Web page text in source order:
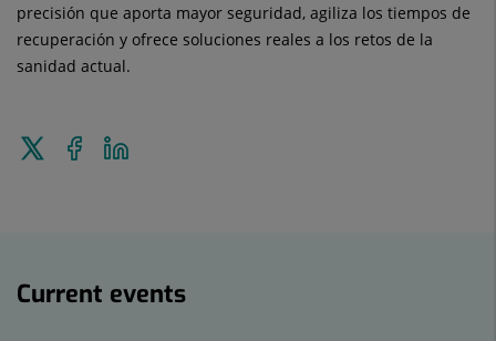
precisión que aporta mayor seguridad, agiliza los tiempos de
recuperación y ofrece soluciones reales a los retos de la
sanidad actual.
Tweet
this
Share
on
Current events